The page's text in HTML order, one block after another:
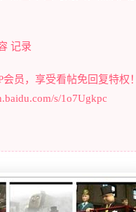
记录
员，享受看帖免回复特权！
s/1o7Ugkpc